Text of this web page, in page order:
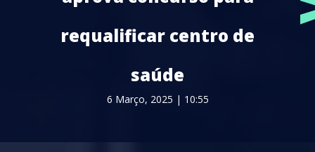
requalificar centro de
saúde
6 Março, 2025 | 10:55